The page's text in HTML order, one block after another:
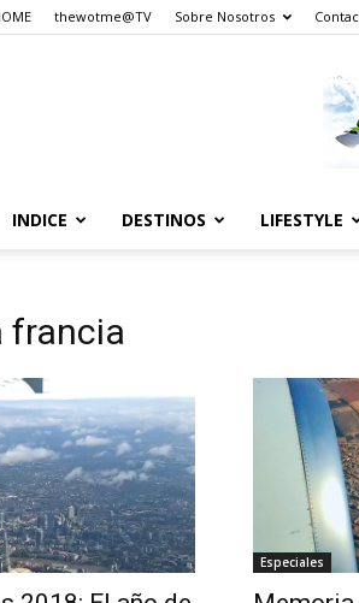
thewotme@TV Sobre Nosotros
INDICE DESTINOS LIFESTYLE
francia
Especiales